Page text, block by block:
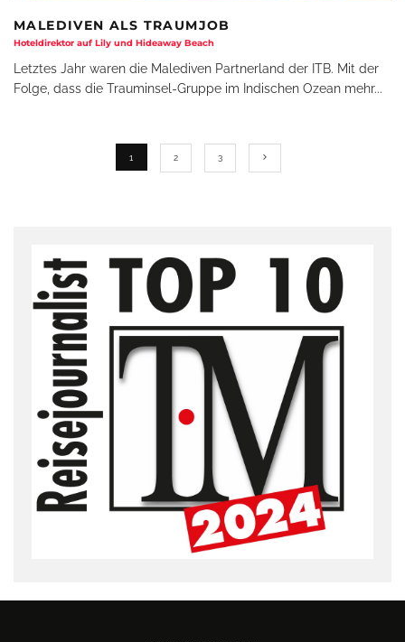
MALEDIVEN ALS TRAUMJOB
Hoteldirektor auf Lily und Hideaway Beach
Letztes Jahr waren die Malediven Partnerland der ITB. Mit der
Folge, dass die Trauminsel-Gruppe im Indischen Ozean mehr...
1 2 3